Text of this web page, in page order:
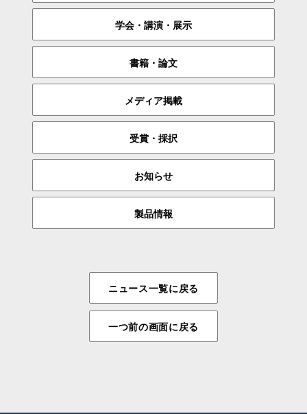
学会・講演・展示
書籍・論文
メディア掲載
受賞・採択
お知らせ
製品情報
ニュース一覧に戻る
一つ前の画面に戻る